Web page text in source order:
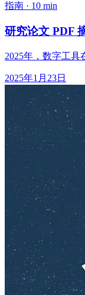
指南 · 10 min
研究论文 PDF
2025年，数字工
2025年1月23日